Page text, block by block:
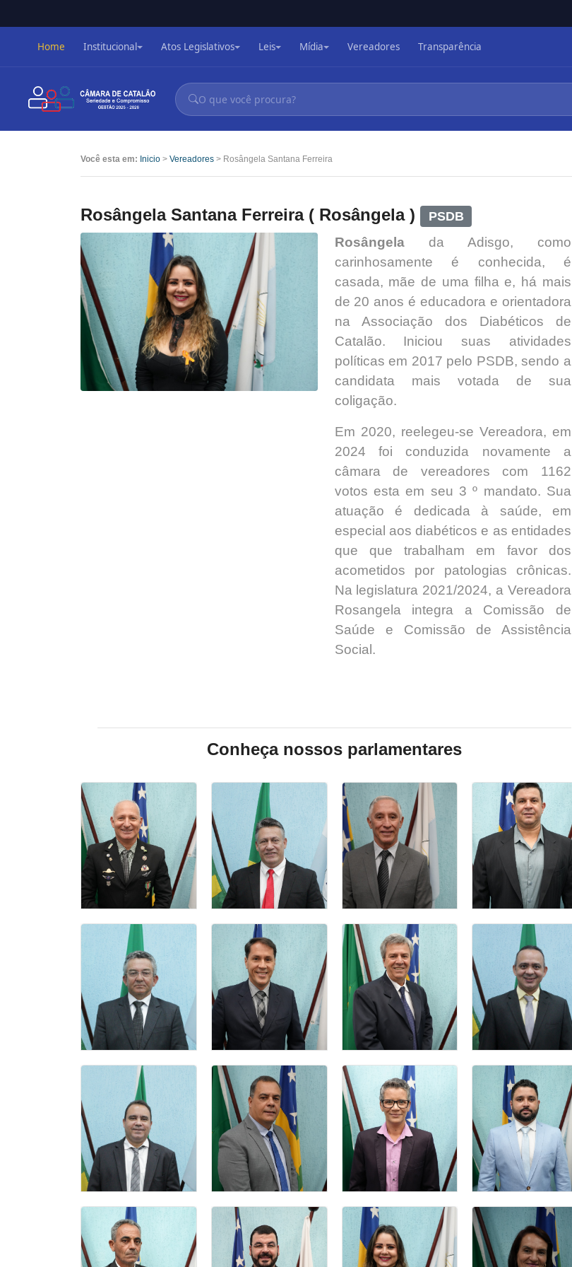
Home Institucional Atos Legislativos Leis Mídia Vereadores Transparência
Você esta em: Inicio > Vereadores > Rosângela Santana Ferreira
Rosângela Santana Ferreira ( Rosângela ) PSDB
Rosângelada Adisgo, como
carinhosamente é conhecida, é
casada, mãe de uma filha e, há mais
de 20 anos é educadora e orientadora
na Associação dos Diabéticos de
Catalão. Iniciou suas atividades
políticas em 2017 pelo PSDB, sendo a
candidata mais votada de sua
coligação.
Em 2020, reelegeu-se Vereadora, em
2024 foi conduzida novamente a
câmara de vereadores com 1162
votos esta em seu 3 º mandato. Sua
atuação é dedicada à saúde, em
especial aos diabéticos e as entidades
que que trabalham em favor dos
acometidos por patologias crônicas.
Na legislatura 2021/2024, a Vereadora
Rosangela integra a Comissão de
Saúde e Comissão de Assistência
Social.
Conheça nossos parlamentares
ANÍSIO
PEREIRA
2 Secretario
CLÁUDIO SILVA
LIMA
vereador
CLEUBER
JOSÉ VAZ
vereador
DANIEL NUNES
FREIRE
1º Secretário
DEUSMAR
BARBOSA DA
ROCHA
Vereador(a)
GILBERTO
BARBOSA DE
ANDRADE
vereador
GILMAR
ANTÔNIO NETO
Lider do Prefeito
HELSON
BARBOSA DE
SOUZA
Vereador(a)
IDELVAN
EVANGELISTA
JAIR
HUMBERTO DA
SILVA
KELIS LUIZ DA
SILVA
LEONARDO
PEREIRA